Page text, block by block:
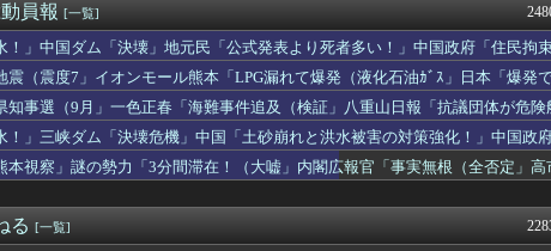
っていた減税反対派、だが全員に発言権が与えられるよう...
U-1
殺到した不法移民に物資を支給
日本
企業による就職イベント 就職難に苦しむ韓国の若者が日...
まと
ンター建設へ 建設費2兆円､UAEが投資
理想
上が減りはじめた？カカオのストーリー部門、前年同期比...
キム
っきー、菊地亜美……タレント達が次々とアジアの国々へ移...
刊少年ジャンプ」、発行部数が初の100万部割れ
かせ
ん、被災地に300万円と物資を寄付→ X民「汚い金や...
政経
！！ サナ活待ったなし！
あじ
費税1%になったらその分商品代を値上げするわ」 FX2
員報 [一覧]
！」中国ダム「決壊」地元民「公式発表より死者多い！」中国政府「住民拘
」台風13号「三峡ﾀﾞﾑ接近中」→
震（震度7」イオンモール熊本「LPG漏れて爆発（液化石油ｶﾞｽ」日本「爆発
説明の虚偽を認める（営業部長発言」→
知事選（9月」一色正春「海難事件追及（検証」八重山日報「抗議団体が危
抗議団体の構成組織は日本共産党」→
！」三峡ダム「決壊危機」中国「土砂崩れと洪水被害の対策強化！」中国政
」中国「現場封鎖！（空撮削除」→
本視察」謎の勢力「3分間滞在！（大嘘」内閣広報官「事実無根（全否定」
る [一覧]